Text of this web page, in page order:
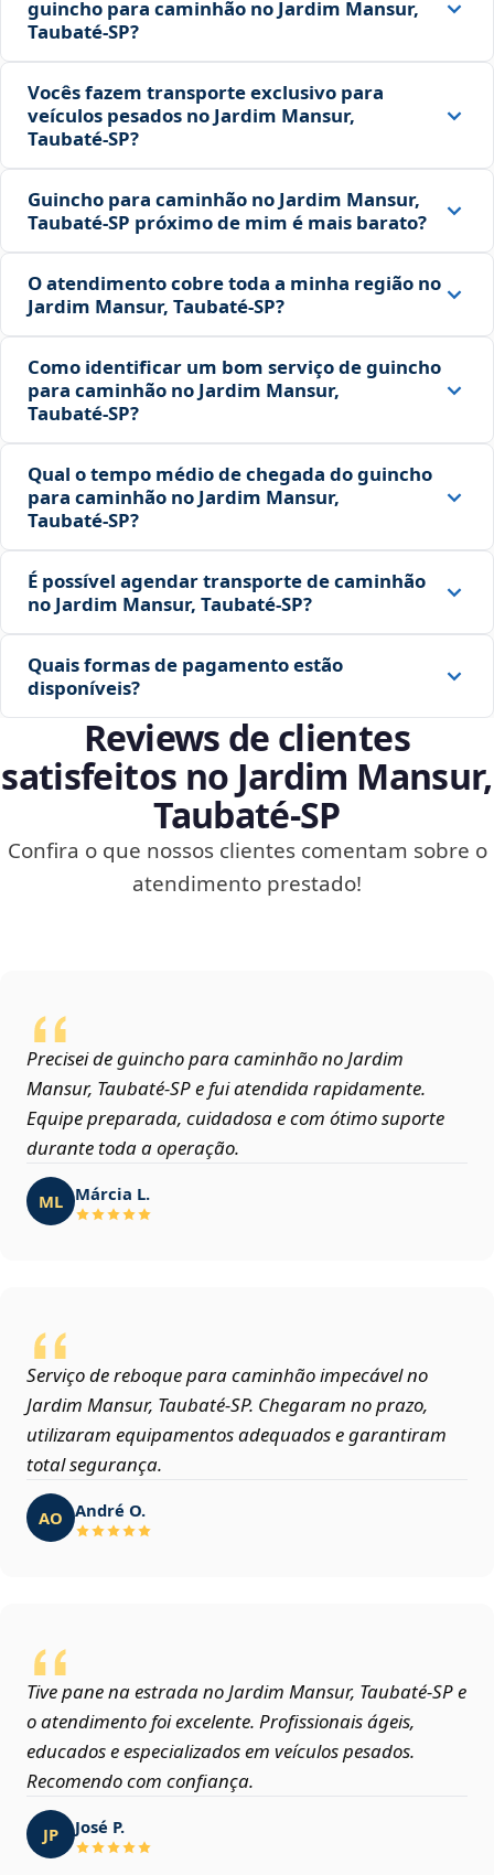
guincho para caminhão no Jardim Mansur,
Taubaté‑SP?
Vocês fazem transporte exclusivo para
veículos pesados no Jardim Mansur,
Taubaté‑SP?
Guincho para caminhão no Jardim Mansur,
Taubaté‑SP próximo de mim é mais barato?
O atendimento cobre toda a minha região no
Jardim Mansur, Taubaté‑SP?
Como identificar um bom serviço de guincho
para caminhão no Jardim Mansur,
Taubaté‑SP?
Qual o tempo médio de chegada do guincho
para caminhão no Jardim Mansur,
Taubaté‑SP?
É possível agendar transporte de caminhão
no Jardim Mansur, Taubaté‑SP?
Quais formas de pagamento estão
disponíveis?
Reviews de clientes
satisfeitos no Jardim Mansur,
Taubaté‑SP
Confira o que nossos clientes comentam sobre o
atendimento prestado!
Precisei de guincho para caminhão no Jardim
Mansur, Taubaté‑SP e fui atendida rapidamente.
Equipe preparada, cuidadosa e com ótimo suporte
durante toda a operação.
ML Márcia L.
Serviço de reboque para caminhão impecável no
Jardim Mansur, Taubaté‑SP. Chegaram no prazo,
utilizaram equipamentos adequados e garantiram
total segurança.
AO André O.
Tive pane na estrada no Jardim Mansur, Taubaté‑SP e
o atendimento foi excelente. Profissionais ágeis,
educados e especializados em veículos pesados.
Recomendo com confiança.
JP José P.